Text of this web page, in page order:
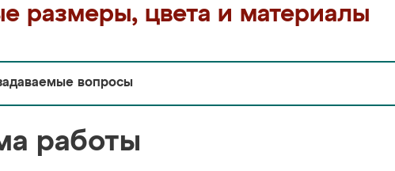
размеры, цвета и материалы
вопросы
работы